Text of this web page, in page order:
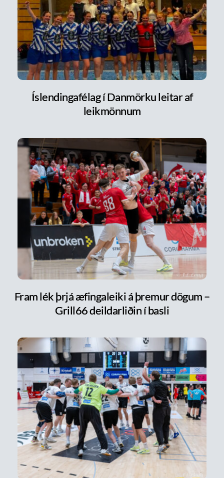
Íslendingafélag í Danmörku leitar af
leikmönnum
Fram lék þrjá æfingaleiki á þremur dögum –
Grill66 deildarliðin í basli